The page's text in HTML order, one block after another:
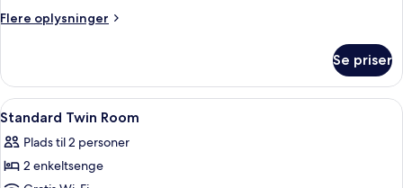
Flere oplysninger
Flere
dobbeltværelse
havudsigt
Se priser
Indlæs
alle
billeder
af
Et hotel med flere etager og
1
Standard Twin Room
Plads til 2 personer
2 enkeltsenge